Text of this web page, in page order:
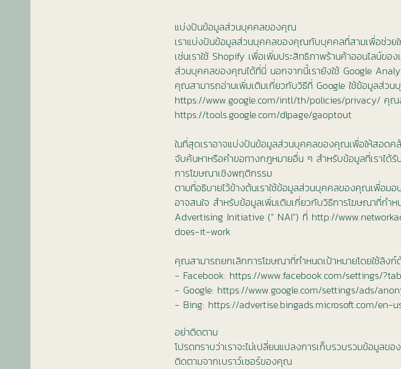
แบ่งปันข้อมูลส่วนบุคคลของคุณ
เราแบ่งปันข้อมูลส่วนบุคคลของคุณกับบุคคลที่สามเพื่อช่วย
เช่นเราใช้ Shopify เพื่อเพิ่มประสิทธิภาพร้านค้าออนไลน์ข
ส่วนบุคคลของคุณได้ที่นี่ นอกจากนี้เรายังใช้ Google
คุณสามารถอ่านเพิ่มเติมเกี่ยวกับวิธีที่ Google ใช้ข้อมูลส่ว
https://www.google.com/intl/th/policies/privacy/ คุณ
https://tools.google.com/dlpage/gaoptout
ในที่สุดเราอาจแบ่งปันข้อมูลส่วนบุคคลของคุณเพื่อให้สอด
จับค้นหาหรือคำขอทางกฎหมายอื่น ๆ สำหรับข้อมูลที่เราได้
การโฆษณาเชิงพฤติกรรม
ตามที่อธิบายไว้ข้างต้นเราใช้ข้อมูลส่วนบุคคลของคุณเพื่อม
อาจสนใจ สำหรับข้อมูลเพิ่มเติมเกี่ยวกับวิธีการโฆษณาที่ก
Advertising Initiative (“ NAI”) ที่ http://
does-it-work
คุณสามารถยกเลิกการโฆษณาที่กำหนดเป้าหมายโดยใช้ลิงก์
- Facebook: https://www.facebook.com/settings/
- Google: https://www.google.com/settings/ads/
- Bing: https://advertise.bingads.microsoft.com/en-
อย่าติดตาม
โปรดทราบว่าเราจะไม่เปลี่ยนแปลงการเก็บรวบรวมข้อมูล
ติดตามจากเบราว์เซอร์ของคุณ